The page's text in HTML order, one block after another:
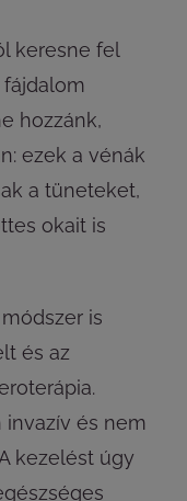
keresne fel
hozzánk,
ezek a vénák
a tüneteket,
okait is
is
és az
és nem
kezelést úgy